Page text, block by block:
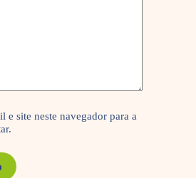
e site neste navegador para a